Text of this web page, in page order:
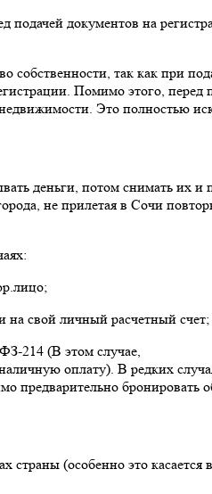
документов на
так как при
Помимо этого,
Это полностью
деньги, потом снимать их
не прилетая в Сочи
на свой личный расчетный счет;
214 (В этом случае,
оплату). В редких
предварительно бронировать
(особенно это